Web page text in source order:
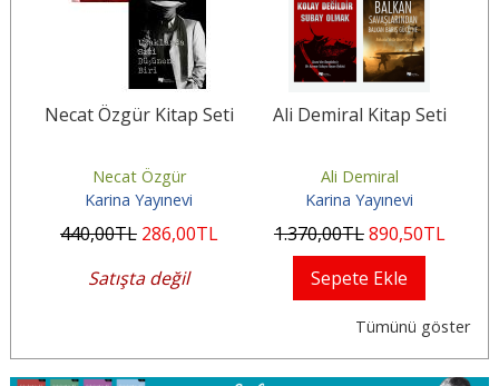
Necat Özgür Kitap Seti
Necat Özgür
Karina Yayınevi
440,00TL 286,00TL
Satışta değil
Ali Demiral Kitap Seti
Ali Demiral
Karina Yayınevi
1.370,00TL890,50TL
Sepete Ekle
Tümünü göster